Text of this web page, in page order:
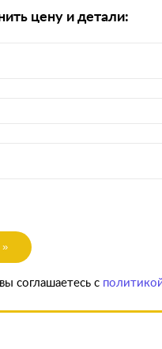
цену и детали:
»
соглашаетесь с